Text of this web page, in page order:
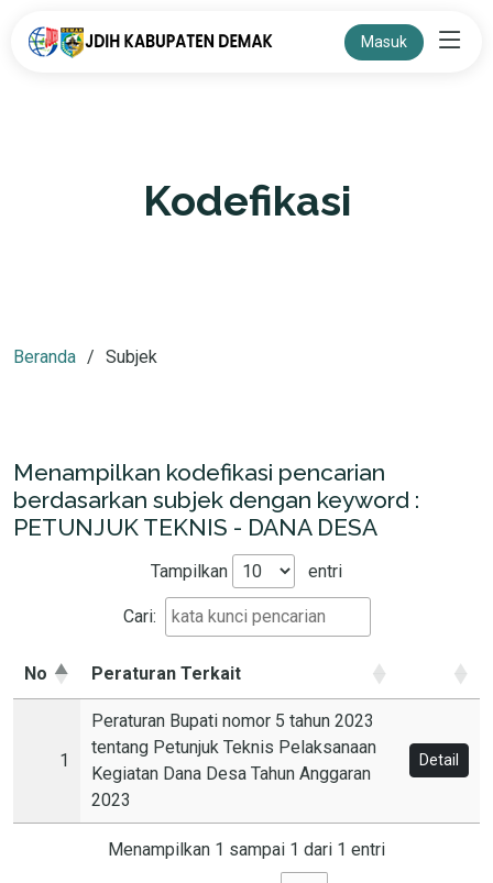
Masuk
Kodefikasi
Beranda Subjek
Menampilkan kodefikasi pencarian
berdasarkan subjek dengan keyword :
PETUNJUK TEKNIS - DANA DESA
Tampilkan entri
Cari:
No Peraturan Terkait
1
Peraturan Bupati nomor 5 tahun 2023
tentang Petunjuk Teknis Pelaksanaan
Kegiatan Dana Desa Tahun Anggaran
2023
Detail
Menampilkan 1 sampai 1 dari 1 entri